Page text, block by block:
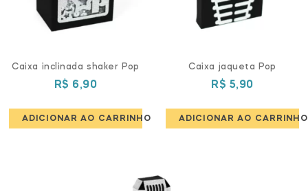
Caixa inclinada shaker Pop
R$ 6,90
ADICIONAR AO CARRINHO
Caixa jaqueta Pop
R$ 5,90
ADICIONAR AO CARRINHO